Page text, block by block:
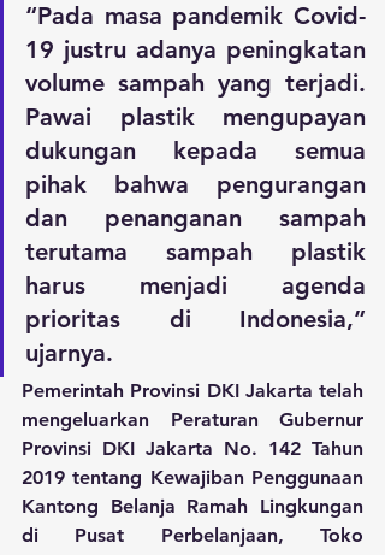
“Pada masa pandemik Covid-
19 justru adanya peningkatan
volume sampah yang terjadi.
Pawai plastik mengupayan
dukungan kepada semua
pihak bahwa pengurangan
dan penanganan sampah
terutama sampah plastik
harus menjadi agenda
prioritas di Indonesia,”
ujarnya.
Pemerintah Provinsi DKI Jakarta telah
mengeluarkan Peraturan Gubernur
Provinsi DKI Jakarta No. 142 Tahun
2019 tentang Kewajiban Penggunaan
Kantong Belanja Ramah Lingkungan
di Pusat Perbelanjaan, Toko